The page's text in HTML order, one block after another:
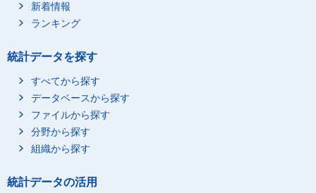
新着情報
ランキング
統計データを探す
すべてから探す
データベースから探す
ファイルから探す
分野から探す
組織から探す
統計データの活用